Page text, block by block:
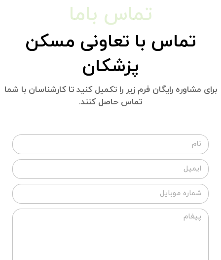
تماس باما
تماس با تعاونی مسکن
پزشکان
برای مشاوره رایگان فرم زیر را تکمیل کنید تا کارشناسان با شما
تماس حاصل کنند.